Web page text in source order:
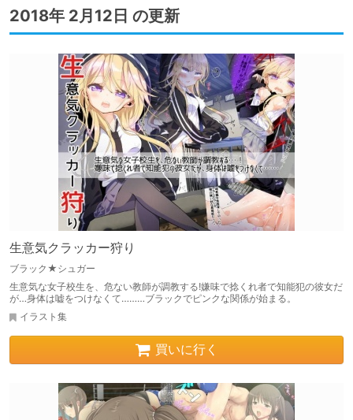
2018年 2月12日 の更新
生意気クラッカー狩り
ブラック★シュガー
生意気な女子校生を、危ない教師が調教する!嫌味で捻くれ者で知能犯の彼女だ
が…身体は嘘をつけなくて………ブラックでピンクな関係が始まる。
イラスト集
買いに行く